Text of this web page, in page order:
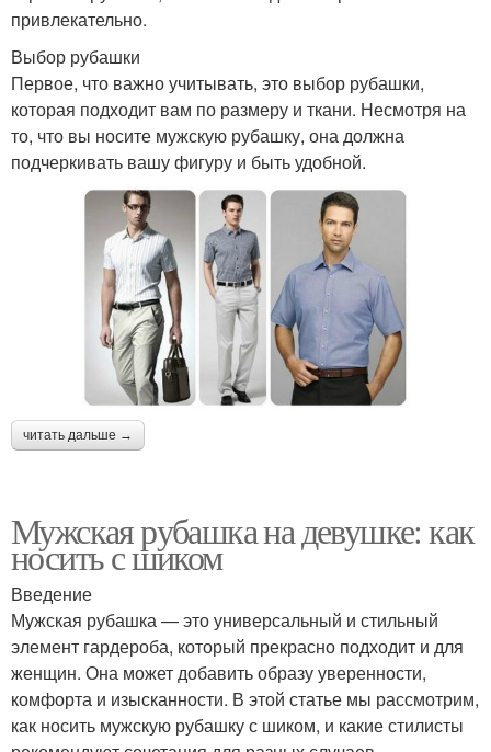
привлекательно.
Выбор рубашки
Первое, что важно учитывать, это выбор рубашки,
которая подходит вам по размеру и ткани. Несмотря на
то, что вы носите мужскую рубашку, она должна
подчеркивать вашу фигуру и быть удобной.
читать дальше →
Мужская рубашка на девушке: как
носить с шиком
Введение
Мужская рубашка — это универсальный и стильный
элемент гардероба, который прекрасно подходит и для
женщин. Она может добавить образу уверенности,
комфорта и изысканности. В этой статье мы рассмотрим,
как носить мужскую рубашку с шиком, и какие стилисты